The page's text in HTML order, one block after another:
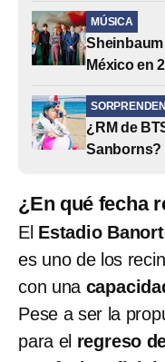
MÚSICA
México en
¿RM de
Sanborns?
¿En qué fecha
El Estadio
es uno de los
con una
Pese a ser la
para el regreso